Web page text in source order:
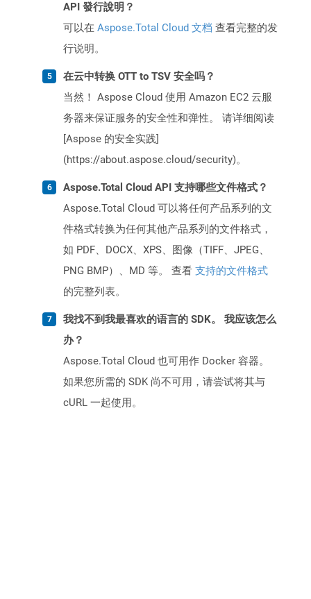
API 發行說明？
可以在 Aspose.Total Cloud 文档 查看完整的发
行说明。
在云中转换 OTT to TSV 安全吗？
当然！ Aspose Cloud 使用 Amazon EC2 云服
务器来保证服务的安全性和弹性。 请详细阅读
[Aspose 的安全实践]
(https://about.aspose.cloud/security)。
Aspose.Total Cloud API 支持哪些文件格式？
Aspose.Total Cloud 可以将任何产品系列的文
件格式转换为任何其他产品系列的文件格式，
如 PDF、DOCX、XPS、图像（TIFF、JPEG、
PNG BMP）、MD 等。 查看 支持的文件格式
的完整列表。
我找不到我最喜欢的语言的 SDK。 我应该怎么
办？
Aspose.Total Cloud 也可用作 Docker 容器。
如果您所需的 SDK 尚不可用，请尝试将其与
cURL 一起使用。